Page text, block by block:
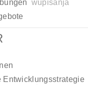
wupisanja
Entwicklungsstrategie